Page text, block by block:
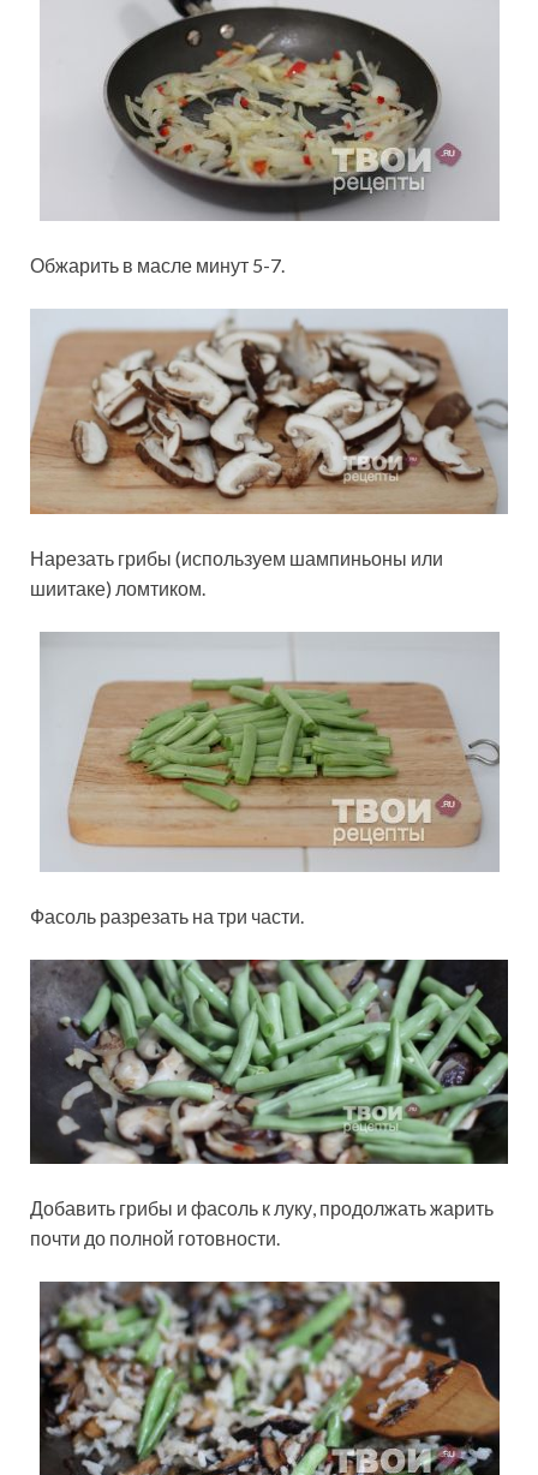
Обжарить в масле минут 5-7.
Нарезать грибы (используем шампиньоны или
шиитаке) ломтиком.
Фасоль разрезать на три части.
Добавить грибы и фасоль к луку, продолжать жарить
почти до полной готовности.